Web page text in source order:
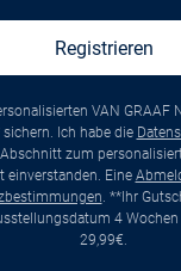
Registrieren
VAN GRAAF
Ich habe die
zum
einverstanden. Eine
. **Ihr
4
29,99€.